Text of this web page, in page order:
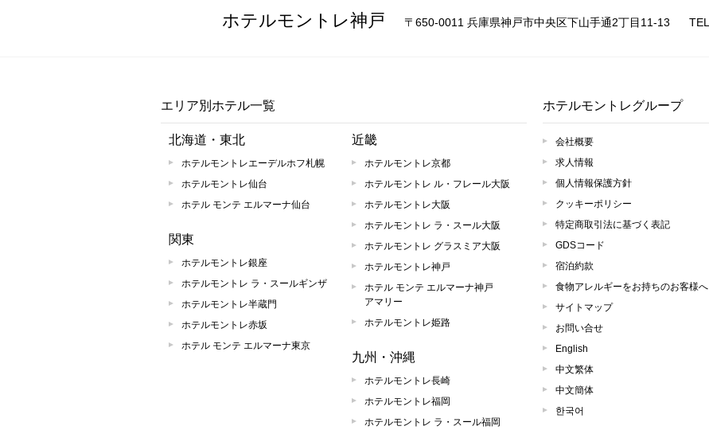
ホテルモントレ神戸 〒650-0011 兵庫県神戸市中央区下山手通2丁目11-13 TEL
エリア別ホテル一覧
北海道・東北
ホテルモントレエーデルホフ札幌
ホテルモントレ仙台
ホテル モンテ エルマーナ仙台
関東
ホテルモントレ銀座
ホテルモントレ ラ・スールギンザ
ホテルモントレ半蔵門
ホテルモントレ赤坂
ホテル モンテ エルマーナ東京
近畿
ホテルモントレ京都
ホテルモントレ ル・フレール大阪
ホテルモントレ大阪
ホテルモントレ ラ・スール大阪
ホテルモントレ グラスミア大阪
ホテルモントレ神戸
ホテル モンテ エルマーナ神戸
アマリー
ホテルモントレ姫路
九州・沖縄
ホテルモントレ長崎
ホテルモントレ福岡
ホテルモントレ ラ・スール福岡
ホテルモントレグループ
会社概要
求人情報
個人情報保護方針
クッキーポリシー
特定商取引法に基づく表記
GDSコード
宿泊約款
食物アレルギーをお持ちのお客様へ
サイトマップ
お問い合せ
English
中文繁体
中文簡体
한국어